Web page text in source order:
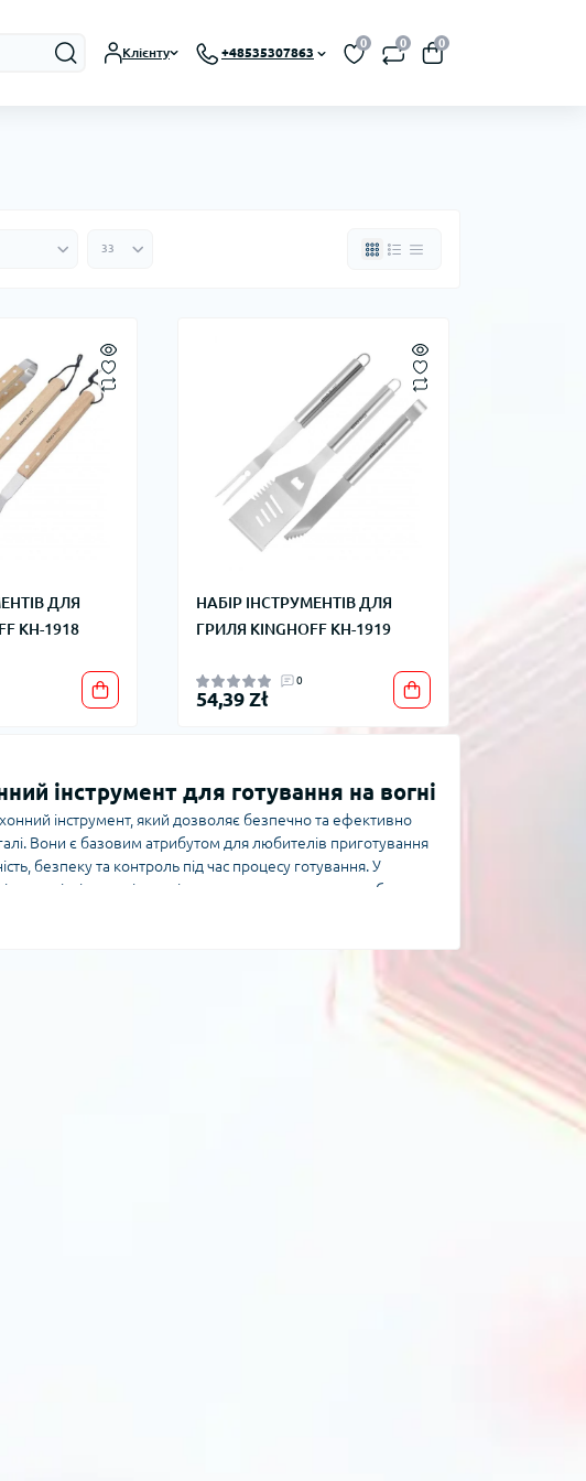
Клієнту +48535307863
0 0 0
ДЛЯ
KH-1918
НАБІР ІНСТРУМЕНТІВ ДЛЯ
ГРИЛЯ KINGHOFF KH-1919
0
54,39 Zł
інструмент для готування на вогні
інструмент, який дозволяє безпечно та ефективно
Вони є базовим атрибутом для любителів приготування
безпеку та контроль під час процесу готування. У
моделі щипців, що задовольняють потреби як
очищується. Ручки часто покриваються антиковзаючим
що забезпечує комфорт і безпеку під час роботи.